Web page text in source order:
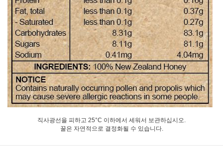
직사광선을 피하고 25°C 이하에서 세워서 보관하십시오.
꿀은 자연적으로 결정화될 수 있습니다.